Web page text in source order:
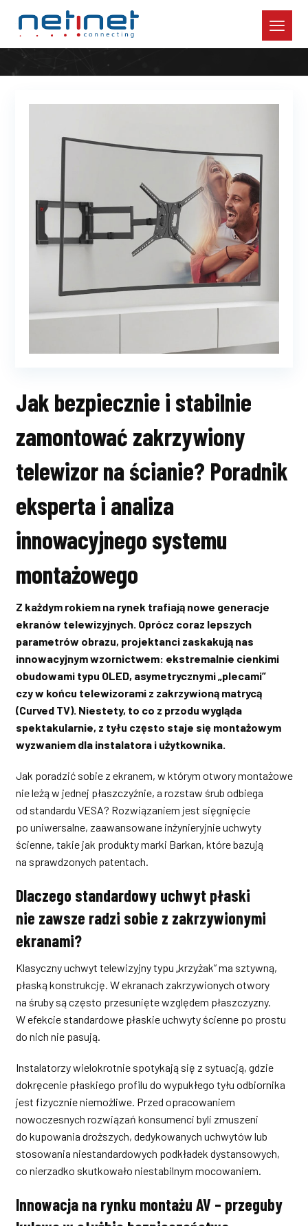
Jak bezpiecznie i stabilnie
zamontować zakrzywiony
telewizor na ścianie? Poradnik
eksperta i analiza
innowacyjnego systemu
montażowego
Z każdym rokiem na rynek trafiają nowe generacje
ekranów telewizyjnych. Oprócz coraz lepszych
parametrów obrazu, projektanci zaskakują nas
innowacyjnym wzornictwem: ekstremalnie cienkimi
obudowami typu OLED, asymetrycznymi „plecami”
czy w końcu telewizorami z zakrzywioną matrycą
(Curved TV). Niestety, to co z przodu wygląda
spektakularnie, z tyłu często staje się montażowym
wyzwaniem dla instalatora i użytkownika.
Jak poradzić sobie z ekranem, w którym otwory montażowe
nie leżą w jednej płaszczyźnie, a rozstaw śrub odbiega
od standardu VESA? Rozwiązaniem jest sięgnięcie
po uniwersalne, zaawansowane inżynieryjnie uchwyty
ścienne, takie jak produkty marki Barkan, które bazują
na sprawdzonych patentach.
Dlaczego standardowy uchwyt płaski
nie zawsze radzi sobie z zakrzywionymi
ekranami?
Klasyczny uchwyt telewizyjny typu „krzyżak” ma sztywną,
płaską konstrukcję. W ekranach zakrzywionych otwory
na śruby są często przesunięte względem płaszczyzny.
W efekcie standardowe płaskie uchwyty ścienne po prostu
do nich nie pasują.
Instalatorzy wielokrotnie spotykają się z sytuacją, gdzie
dokręcenie płaskiego profilu do wypukłego tyłu odbiornika
jest fizycznie niemożliwe. Przed opracowaniem
nowoczesnych rozwiązań konsumenci byli zmuszeni
do kupowania droższych, dedykowanych uchwytów lub
stosowania niestandardowych podkładek dystansowych,
co nierzadko skutkowało niestabilnym mocowaniem.
Innowacja na rynku montażu AV – przeguby